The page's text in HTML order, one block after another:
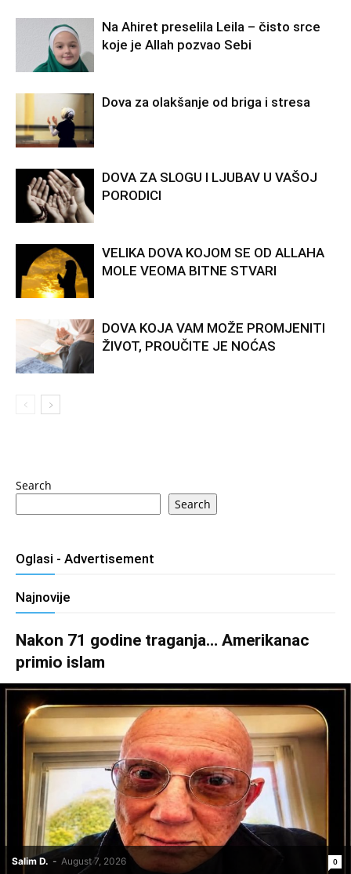
Na Ahiret preselila Leila – čisto srce
koje je Allah pozvao Sebi
Dova za olakšanje od briga i stresa
DOVA ZA SLOGU I LJUBAV U VAŠOJ
PORODICI
VELIKA DOVA KOJOM SE OD ALLAHA
MOLE VEOMA BITNE STVARI
DOVA KOJA VAM MOŽE PROMJENITI
ŽIVOT, PROUČITE JE NOĆAS
Search
Search
Oglasi - Advertisement
Najnovije
Nakon 71 godine traganja… Amerikanac
primio islam
Salim D. - August 7, 2026 0